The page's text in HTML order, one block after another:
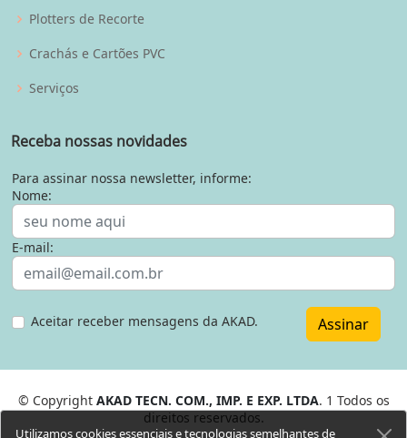
Plotters de Recorte
Crachás e Cartões PVC
Serviços
Receba nossas novidades
Para assinar nossa newsletter, informe:
Nome:
E-mail:
Aceitar receber mensagens da AKAD. Assinar
© Copyright AKAD TECN. COM., IMP. E EXP. LTDA. 1 Todos os
direitos reservados.
Utilizamos cookies essenciais e tecnologias semelhantes de